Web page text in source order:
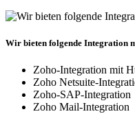
Wir bieten folgende Integration
Zoho-Integration mit
Zoho Netsuite-
Zoho-SAP-Integration
Zoho Mail-Integration